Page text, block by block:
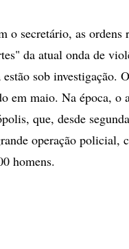
o secretário, as ordens
da atual onda de
sob investigação.
em maio. Na época, o
que, desde
operação policial,
homens.